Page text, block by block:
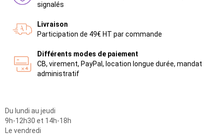
signalés
Livraison
Participation de 49€ HT par commande
Différents modes de paiement
CB, virement, PayPal, location longue durée, mandat
administratif
Du lundi au jeudi
9h-12h30 et 14h-18h
Le vendredi